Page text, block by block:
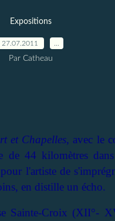
Expositions
27.07.2011
Par Catheau
et Chapelles, avec le
de 44 kilomètres
l'artiste de
en distille un écho.
Sainte-Croix (XII°-